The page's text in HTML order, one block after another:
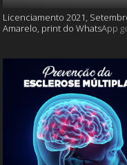
Licenciamento 2021,
Amarelo, print do WhatsApp